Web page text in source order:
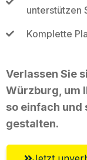
unterstützen
Komplette
Verlassen Sie
Würzburg, um
so einfach
gestalten.